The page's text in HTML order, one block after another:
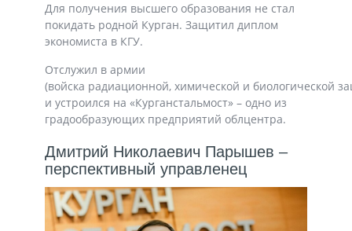
Для получения высшего образования не стал
покидать родной Курган. Защитил диплом
экономиста в КГУ.
Отслужил в армии
(войска радиационной, химической и биологической
и устроился на «Курганстальмост» – одно из
градообразующих предприятий облцентра.
Дмитрий Николаевич Парышев –
перспективный управленец